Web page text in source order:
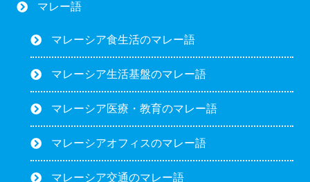
マレー語
マレーシア食生活のマレー語
マレーシア生活基盤のマレー語
マレーシア医療・教育のマレー語
マレーシアオフィスのマレー語
マレーシア交通のマレー語